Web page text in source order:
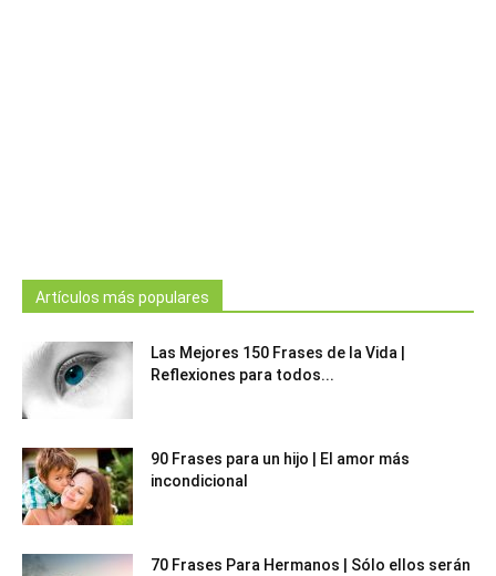
Artículos más populares
Las Mejores 150 Frases de la Vida |
Reflexiones para todos...
90 Frases para un hijo | El amor más
incondicional
70 Frases Para Hermanos | Sólo ellos serán